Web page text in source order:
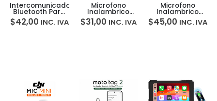
Intercomunicador
Bluetooth Para
Casco
Motocicleta
$42,00 INC. IVA
Microfono
Inalambrico
Doble Lightning
+ USB-C AI Noise
$31,00 INC. IVA
Microfono
Inalambrico
Doble USB-C A3
con Reducción
$45,00 INC. IVA